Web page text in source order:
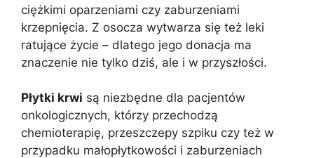
ciężkimi oparzeniami czy zaburzeniami
krzepnięcia. Z osocza wytwarza się też leki
ratujące życie – dlatego jego donacja ma
znaczenie nie tylko dziś, ale i w przyszłości.
Płytki krwi są niezbędne dla pacjentów
onkologicznych, którzy przechodzą
chemioterapię, przeszczepy szpiku czy też w
przypadku małopłytkowości i zaburzeniach